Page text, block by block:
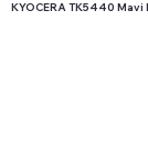
KYOCERA TK5440 Mavi